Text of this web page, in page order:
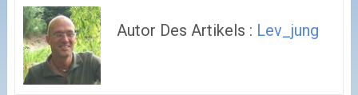
Autor Des Artikels : Lev_jung